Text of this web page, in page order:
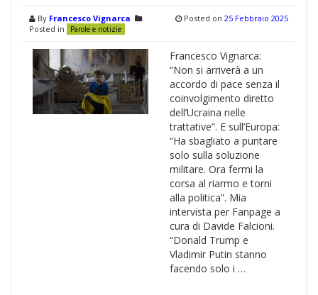
By Francesco Vignarca
Posted in
Parole e notizie
Posted on 25 Febbraio 2025
Francesco Vignarca:
“Non si arriverà a un
accordo di pace senza il
coinvolgimento diretto
dell’Ucraina nelle
trattative”. E sull’Europa:
“Ha sbagliato a puntare
solo sulla soluzione
militare. Ora fermi la
corsa al riarmo e torni
alla politica”. Mia
intervista per Fanpage a
cura di Davide Falcioni.
“Donald Trump e
Vladimir Putin stanno
facendo solo i …